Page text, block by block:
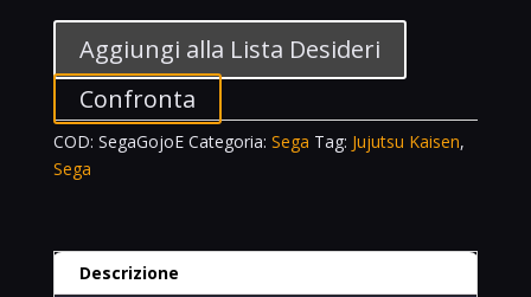
Jujutsu
Kaisen
quantità
Aggiungi alla Lista Desideri
Confronta
COD: SegaGojoE Categoria: Sega Tag: Jujutsu Kaisen,
Sega
Descrizione